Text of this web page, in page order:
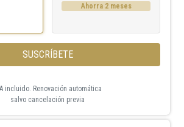
Ahorra 2 meses
SUSCRÍBETE
incluido. Renovación automática
salvo cancelación previa